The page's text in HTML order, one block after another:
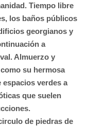
Tiempo libre
los baños públicos
georgianos y
a
Almuerzo y
su hermosa
espacios verdes a
que suelen
de piedras de